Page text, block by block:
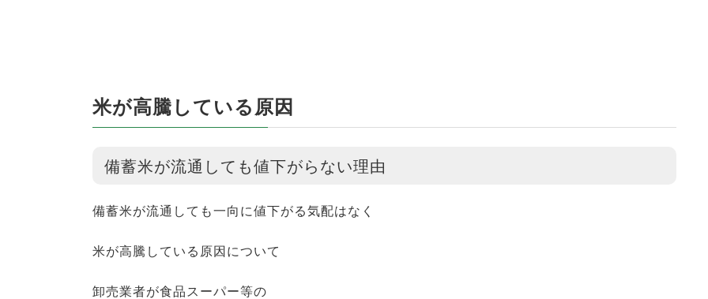
米が高騰している原因
備蓄米が流通しても値下がらない理由
備蓄米が流通しても一向に値下がる気配はなく
米が高騰している原因について
卸売業者が食品スーパー等の